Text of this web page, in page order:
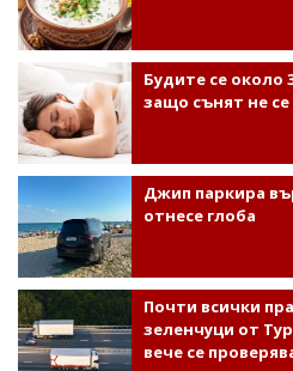
Будите се около
защо сънят не
Джип паркира
отнесе глоба
Почти всички
зеленчуци от
вече се